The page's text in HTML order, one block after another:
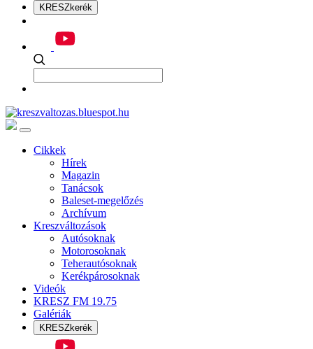
KRESZkerék
Cikkek
Hírek
Magazin
Tanácsok
Baleset-megelőzés
Archívum
Kreszváltozások
Autósoknak
Motorosoknak
Teherautósoknak
Kerékpárosoknak
Videók
KRESZ FM 19.75
Galériák
KRESZkerék